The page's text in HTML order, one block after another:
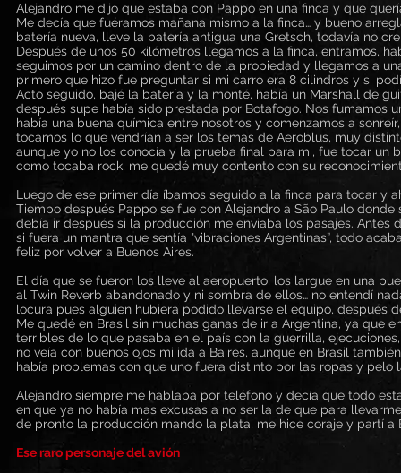
Alejandro me dijo que estaba con Pappo en una finca y que
Me decía que fuéramos mañana mismo a la finca… y bueno
batería nueva, lleve la batería antigua una Gretsch, todavía no
Después de unos 50 kilómetros llegamos a la finca, entramos,
seguimos por un camino dentro de la propiedad y llegamos a
primero que hizo fue preguntar si mi carro era 8 cilindros y si
Acto seguido, bajé la batería y la monté, había un Marshall de
después supe había sido prestada por Botafogo. Nos fumamos
había una buena química entre nosotros y comenzamos a
tocamos lo que vendrían a ser los temas de Aeroblus, muy
aunque yo no los conocía y la prueba final para mi, fue tocar
como tocaba rock, me quedé muy contento con su
Luego de ese primer día íbamos seguido a la finca para tocar y
Tiempo después Pappo se fue con Alejandro a São Paulo
debía ir después si la producción me enviaba los pasajes.
si fuera un mantra que sentía "vibraciones Argentinas”, todo
feliz por volver a Buenos Aires.
El día que se fueron los lleve al aeropuerto, los largue en una
al Twin Reverb abandonado y ni sombra de ellos… no entendí
locura pues alguien hubiera podido llevarse el equipo, después
Me quedé en Brasil sin muchas ganas de ir a Argentina, ya que
terribles de lo que pasaba en el país con la guerrilla,
no veía con buenos ojos mi ida a Baires, aunque en Brasil
había problemas con que uno fuera distinto por las ropas y pelo
Alejandro siempre me hablaba por teléfono y decía que todo
en que ya no había mas excusas a no ser la de que para
de pronto la producción mando la plata, me hice coraje y partí a
Ese raro personaje del avión